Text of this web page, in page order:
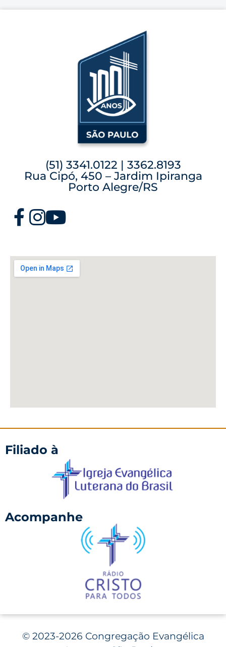
(51) 3341.0122 | 3362.8193
Rua Cipó, 450 – Jardim Ipiranga
Porto Alegre/RS
Filiado à
Acompanhe
©2023-2026 Congregação Evangélica